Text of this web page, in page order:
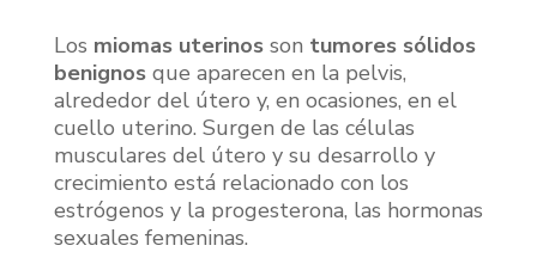
Los miomas uterinosson tumores sólidos
benignosque aparecen en la pelvis,
alrededor del útero y, en ocasiones, en el
cuello uterino. Surgen de las células
musculares del útero y su desarrollo y
crecimiento está relacionado con los
estrógenos y la progesterona, las hormonas
sexuales femeninas.